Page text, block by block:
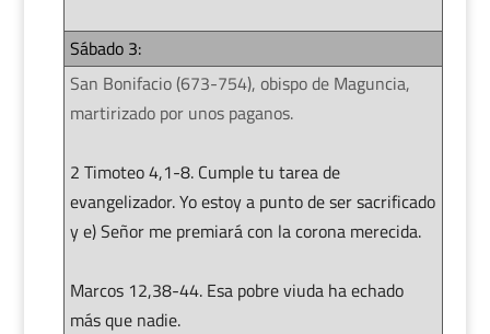
Sábado 3:
San Bonifacio (673-754), obispo de Maguncia,
martirizado por unos paganos.
2 Timoteo 4,1-8. Cumple tu tarea de
evangelizador. Yo estoy a punto de ser sacrificado
y e) Señor me premiará con la corona merecida.
Marcos 12,38-44. Esa pobre viuda ha echado
más que nadie.